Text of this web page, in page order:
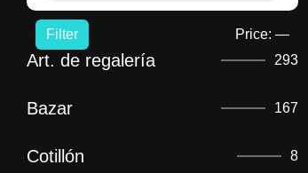
Filter Price:—
Art. de regalería 293
Bazar 167
Cotillón 8